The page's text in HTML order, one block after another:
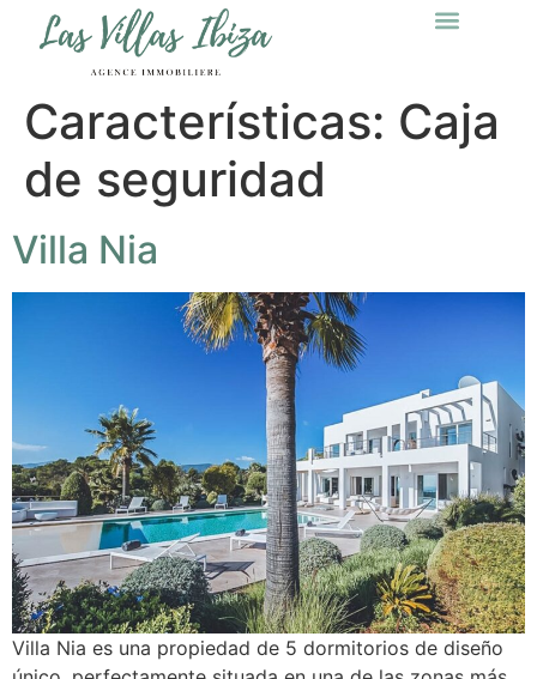
Características: Caja
de seguridad
Villa Nia
Villa Nia es una propiedad de 5 dormitorios de diseño